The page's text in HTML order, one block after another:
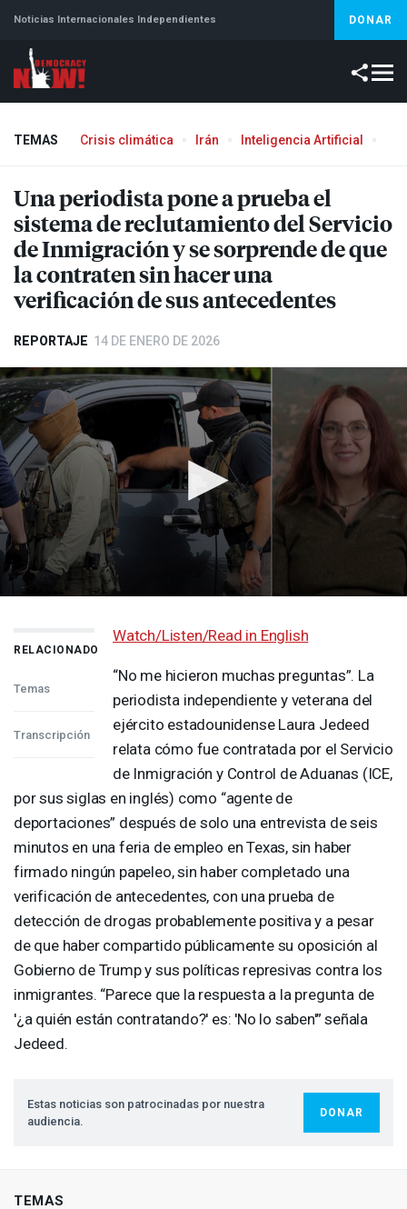
Noticias Internacionales Independientes DONAR
TEMAS Crisis climática Irán Inteligencia Artificial
Una periodista pone a prueba el
sistema de reclutamiento del Servicio
de Inmigración y se sorprende de que
la contraten sin hacer una
verificación de sus antecedentes
REPORTAJE 14 DE ENERO DE 2026
RELACIONADO
Temas
Transcripción
Watch/Listen/Read in English
“No me hicieron muchas preguntas”. La
periodista independiente y veterana del
ejército estadounidense Laura Jedeed
relata cómo fue contratada por el Servicio
de Inmigración y Control de Aduanas (ICE,
por sus siglas en inglés) como “agente de
deportaciones” después de solo una entrevista de seis
minutos en una feria de empleo en Texas, sin haber
firmado ningún papeleo, sin haber completado una
verificación de antecedentes, con una prueba de
detección de drogas probablemente positiva y a pesar
de que haber compartido públicamente su oposición al
Gobierno de Trump y sus políticas represivas contra los
inmigrantes. “Parece que la respuesta a la pregunta de
'¿a quién están contratando?' es: 'No lo saben'” señala
Jedeed.
Estas noticias son patrocinadas por nuestra
audiencia.
DONAR
TEMAS